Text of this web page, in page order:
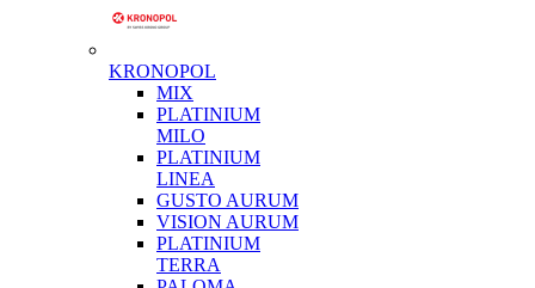
KRONOPOL
MIX
PLATINIUM
MILO
PLATINIUM
LINEA
GUSTO AURUM
VISION AURUM
PLATINIUM
TERRA